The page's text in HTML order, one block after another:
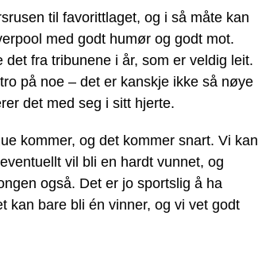
til favorittlaget, og i så måte kan
med godt humør og godt mot.
fra tribunene i år, som er veldig leit.
på noe – det er kanskje ikke så nøye
det med seg i sitt hjerte.
kommer, og det kommer snart. Vi kan
vil bli en hardt vunnet, og
også. Det er jo sportslig å ha
kan bare bli én vinner, og vi vet godt